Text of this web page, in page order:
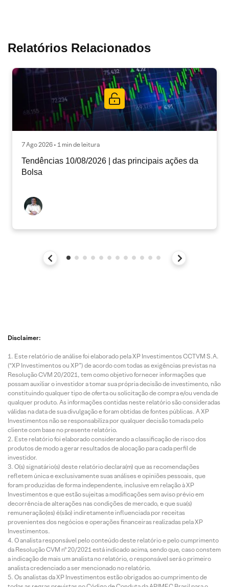
Relatórios Relacionados
7 Ago 2026 • 1 min de leitura
Tendências 10/08/2026 | das principais ações da
Bolsa
Disclaimer:
Este relatório de análise foi elaborado pela XP Investimentos CCTVM S.A.
(“XP Investimentos ou XP”) de acordo com todas as exigências previstas na
Resolução CVM 20/2021, tem como objetivo fornecer informações que
possam auxiliar o investidor a tomar sua própria decisão de investimento, não
constituindo qualquer tipo de oferta ou solicitação de compra e/ou venda de
qualquer produto. As informações contidas neste relatório são consideradas
válidas na data de sua divulgação e foram obtidas de fontes públicas. A XP
Investimentos não se responsabiliza por qualquer decisão tomada pelo
cliente com base no presente relatório.
Este relatório foi elaborado considerando a classificação de risco dos
produtos de modo a gerar resultados de alocação para cada perfil de
investidor.
O(s) signatário(s) deste relatório declara(m) que as recomendações
refletem única e exclusivamente suas análises e opiniões pessoais, que
foram produzidas de forma independente, inclusive em relação à XP
Investimentos e que estão sujeitas a modificações sem aviso prévio em
decorrência de alterações nas condições de mercado, e que sua(s)
remuneração(es) é(são) indiretamente influenciada por receitas
provenientes dos negócios e operações financeiras realizadas pela XP
Investimentos.
O analista responsável pelo conteúdo deste relatório e pelo cumprimento
da Resolução CVM nº 20/2021 está indicado acima, sendo que, caso constem
a indicação de mais um analista no relatório, o responsável será o primeiro
analista credenciado a ser mencionado no relatório.
Os analistas da XP Investimentos estão obrigados ao cumprimento de